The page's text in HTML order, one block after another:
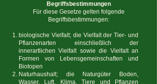
Begriffsbestimmungen
Für diese Gesetze gelten folgende
Begriffsbestimmungen:
biologische Vielfalt; die Vielfalt der Tier- und
Pflanzenarten einschließlich der
innerartlichen Vielfalt sowie die Vielfalt an
Formen von Lebensgemeinschaften und
Biotopen
Naturhaushalt; die Naturgüter Boden,
Wasser, Luft, Klima, Tiere und Pflanzen